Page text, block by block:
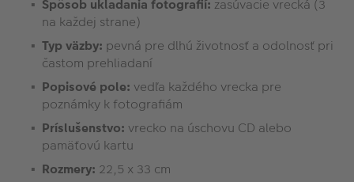
Spôsob ukladania fotografií: zasúvacie vrecká (3
na každej strane)
Typ väzby: pevná pre dlhú životnosť a odolnosť pri
častom prehliadaní
Popisové pole: vedľa každého vrecka pre
poznámky k fotografiám
Príslušenstvo: vrecko na úschovu CD alebo
pamäťovú kartu
Rozmery: 22,5 x 33 cm